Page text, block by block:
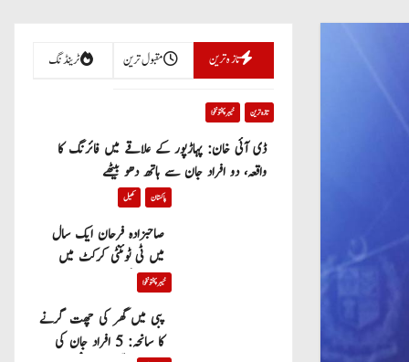
تازہ ترین مقبول ترین ٹرینڈنگ
تازہ ترین خیبر پختونخوا
ڈی آئی خان: پہاڑپور کے علاقے میں فائرنگ کا
واقعہ، دو افراد جان سے ہاتھ دھو بیٹھے
پاکستان کھیل
صاحبزادہ فرحان ایک سال
میں ٹی ٹوئنٹی کرکٹ میں
100 چھکے لگانے والے پہلے
پاکستانی بیٹر بن گئے
خیبر پختونخوا
پبی میں گھر کی چھت گرنے
کا سانحہ: 5 افراد جان کی